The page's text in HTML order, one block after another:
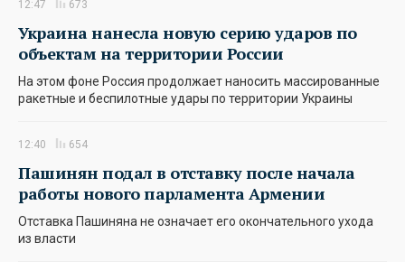
12:47 673
Украина нанесла новую серию ударов по
объектам на территории России
На этом фоне Россия продолжает наносить массированные
ракетные и беспилотные удары по территории Украины
12:40 654
Пашинян подал в отставку после начала
работы нового парламента Армении
Отставка Пашиняна не означает его окончательного ухода
из власти